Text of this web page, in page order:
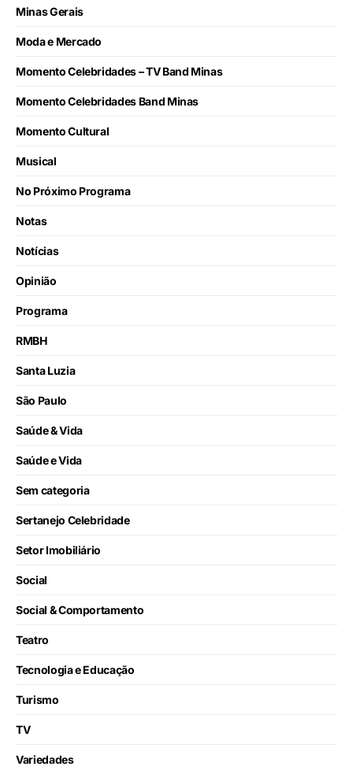
Minas Gerais
Moda e Mercado
Momento Celebridades – TV Band Minas
Momento Celebridades Band Minas
Momento Cultural
Musical
No Próximo Programa
Notas
Notícias
Opinião
Programa
RMBH
Santa Luzia
São Paulo
Saúde & Vida
Saúde e Vida
Sem categoria
Sertanejo Celebridade
Setor Imobiliário
Social
Social & Comportamento
Teatro
Tecnologia e Educação
Turismo
TV
Variedades